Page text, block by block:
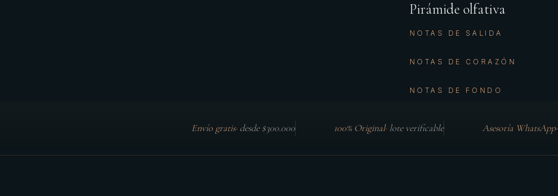
Pirámide olfativa
NOTAS DE SALIDA
NOTAS DE CORAZÓN
NOTAS DE FONDO
Envío gratis· desde $300.000 100% Original· lote verificable Asesoría WhatsApp·